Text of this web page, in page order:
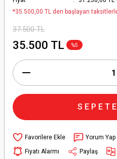
*35.500,00 TL den başlayan
37.500 TL
35.500 TL %5
Yorum Yap
Fiyatı Alarmı
Paylaş